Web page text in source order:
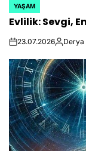
POSTED
IN
YAŞAM
Evlilik: Sevgi,
on23.07.2026Posted
Derya